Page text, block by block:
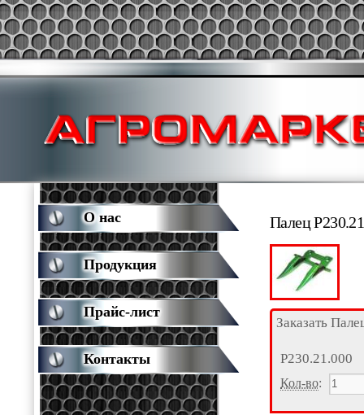
Палец
Заказать
Р230.21.000
Кол-во:
О нас
Продукция
Прайс-лист
Контакты